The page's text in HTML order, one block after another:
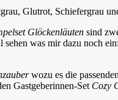
Glutrot, Schiefergrau
Glöckenläuten sind
was mir dazu noch
wozu es die passenden
Gastgeberinnen-Set Cozy